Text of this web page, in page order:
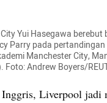
Yui Hasegawa berebut
Parry pada
Manchester City,
Andrew Boyers/
Liverpool jadi